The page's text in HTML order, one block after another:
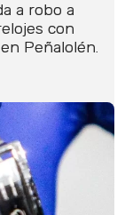
a robo a
con
Peñalolén.